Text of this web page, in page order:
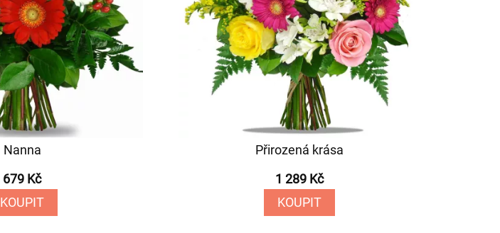
Nanna
679 Kč
KOUPIT
Přirozená krása
1 289 Kč
KOUPIT